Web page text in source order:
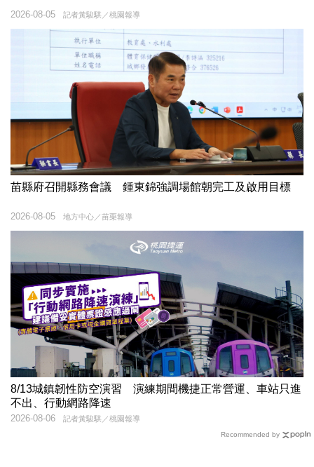
記者黃駿騏／桃園報導
2026-08-05
苗縣府召開縣務會議 鍾東錦強調場館朝完工及啟用目標
地方中心／苗栗報導
2026-08-05
8/13城鎮韌性防空演習 演練期間機捷正常營運、車站只進
不出、行動網路降速
記者黃駿騏／桃園報導
2026-08-06
Recommended by